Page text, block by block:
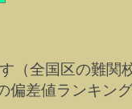
全国区の難関
差値ランキン